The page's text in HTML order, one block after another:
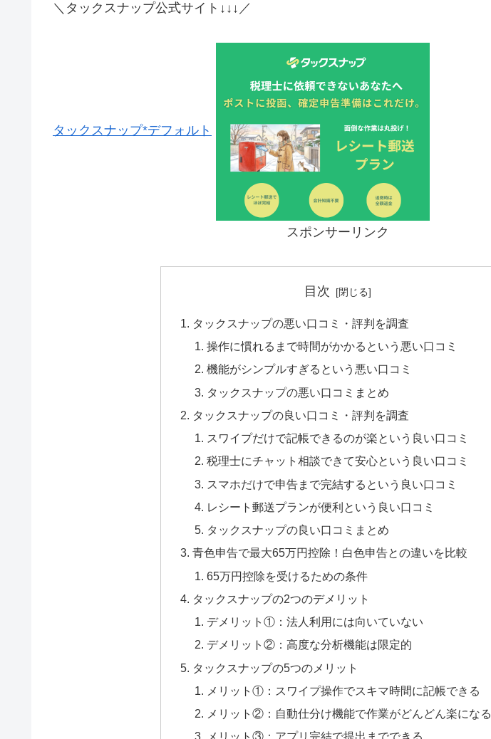
＼タックスナップ公式サイト↓↓↓／
タックスナップ*デフォルト
スポンサーリンク
目次
タックスナップの悪い口コミ・評判を調査
操作に慣れるまで時間がかかるという悪い口コミ
機能がシンプルすぎるという悪い口コミ
タックスナップの悪い口コミまとめ
タックスナップの良い口コミ・評判を調査
スワイプだけで記帳できるのが楽という良い口コミ
税理士にチャット相談できて安心という良い口コミ
スマホだけで申告まで完結するという良い口コミ
レシート郵送プランが便利という良い口コミ
タックスナップの良い口コミまとめ
青色申告で最大65万円控除！白色申告との違いを比較
65万円控除を受けるための条件
タックスナップの2つのデメリット
デメリット①：法人利用には向いていない
デメリット②：高度な分析機能は限定的
タックスナップの5つのメリット
メリット①：スワイプ操作でスキマ時間に記帳できる
メリット②：自動仕分け機能で作業がどんどん楽になる
メリット③：アプリ完結で提出までできる